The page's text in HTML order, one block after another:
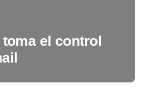
el control